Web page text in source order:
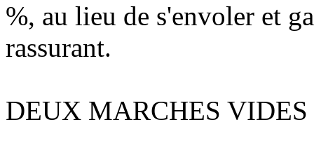
%, au lieu de s'envoler et
rassurant.
DEUX MARCHES VIDES